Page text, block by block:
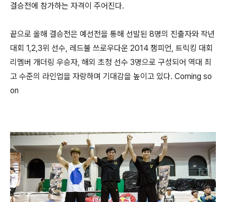
결승전에 참가하는 자격이 주어진다.
끝으로 올해 결승전은 예선전을 통해 선발된 8명의 진출자와 작년
대회 1,2,3위 선수, 레드불 쓰로우다운 2014 챔피언, 트릭킹 대회
리멤버 개더링 우승자, 해외 초청 선수 3명으로 구성되어 역대 최
고 수준의 라인업을 자랑하며 기대감을 높이고 있다. Coming so
on